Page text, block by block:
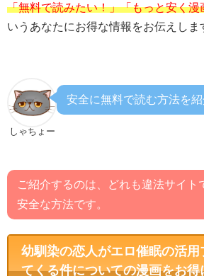
「無料で読みたい！」「もっと安く漫
いうあなたにお得な情報をお伝えしま
しゃちょー
安全に無料で読む方法を紹
ご紹介するのは、どれも違法サイト
安全な方法です。
幼馴染の恋人がエロ催眠の活用
てくる件についての漫画をお得